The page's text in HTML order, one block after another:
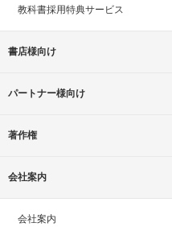
教科書採用特典サービス
書店様向け
パートナー様向け
著作権
会社案内
会社案内